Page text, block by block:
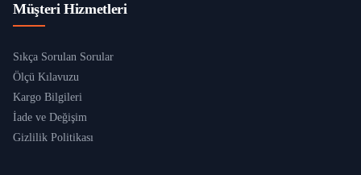
Müşteri Hizmetleri
Sıkça Sorulan Sorular
Ölçü Kılavuzu
Kargo Bilgileri
İade ve Değişim
Gizlilik Politikası